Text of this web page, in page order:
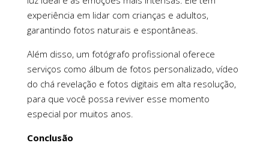
experiência em lidar com crianças e adultos,
garantindo fotos naturais e espontâneas.
Além disso, um fotógrafo profissional oferece
serviços como álbum de fotos personalizado, vídeo
do chá revelação e fotos digitais em alta resolução,
para que você possa reviver esse momento
especial por muitos anos.
Conclusão